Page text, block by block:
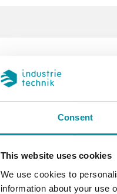
Consent
This website uses cookies
We use cookies to
information about your use